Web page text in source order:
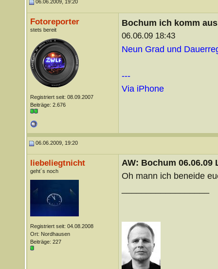
06.06.2009, 19:20
Fotoreporter
stets bereit
Registriert seit: 08.09.2007
Beiträge: 2.676
Bochum ich komm
06.06.09 18:43
Neun Grad und
---
Via iPhone
06.06.2009, 19:20
liebeliegtnicht
geht´s noch
Registriert seit: 04.08.2008
Ort: Nordhausen
Beiträge: 227
AW: Bochum 06.06.09
Oh mann ich beneide